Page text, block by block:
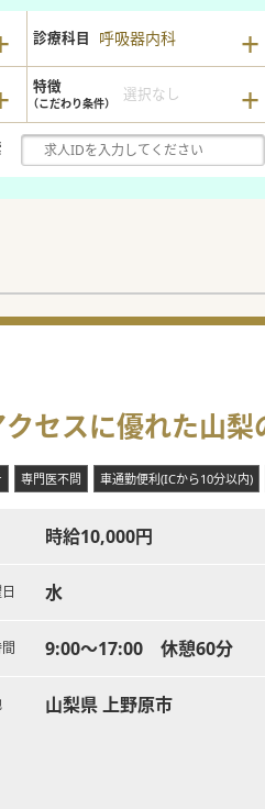
診療科目 呼吸器内科
特徴 選択なし
セスに優れた山
専門医不問 車通勤便利(ICから10分以内)
時給10,000円
水
9:00～17:00 休憩60分
山梨県 上野原市